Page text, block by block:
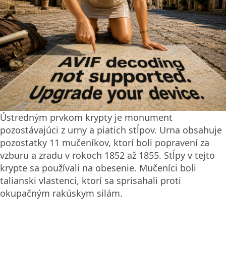
Ústredným prvkom krypty je monument
pozostávajúci z urny a piatich stĺpov. Urna obsahuje
pozostatky 11 mučeníkov, ktorí boli popravení za
vzburu a zradu v rokoch 1852 až 1855. Stĺpy v tejto
krypte sa používali na obesenie. Mučeníci boli
talianski vlastenci, ktorí sa sprisahali proti
okupačným rakúskym silám.